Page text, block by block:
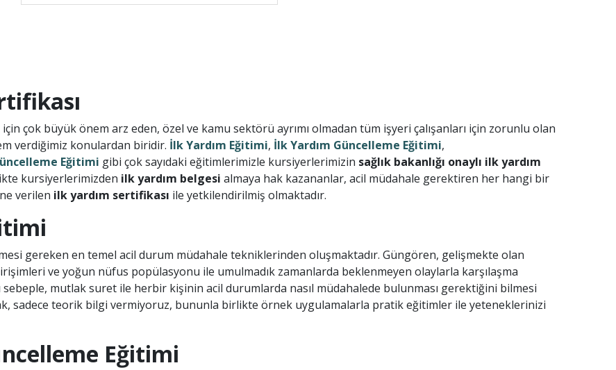
çok büyük önem arz eden, özel ve kamu sektörü ayrımı olmadan tüm işyeri çalışanları için zorunlu olan
verdiğimiz konulardan biridir. İlk Yardım Eğitimi, İlk Yardım Güncelleme Eğitimi,
Eğitimi gibi çok sayıdaki eğitimlerimizle kursiyerlerimizin sağlık bakanlığı onaylı ilk yardım
kursiyerlerimizden ilk yardım belgesi almaya hak kazananlar, acil müdahale gerektiren her hangi bir
verilen ilk yardım sertifikası ile yetkilendirilmiş olmaktadır.
gereken en temel acil durum müdahale tekniklerinden oluşmaktadır. Güngören, gelişmekte olan
ve yoğun nüfus popülasyonu ile umulmadık zamanlarda beklenmeyen olaylarla karşılaşma
mutlak suret ile herbir kişinin acil durumlarda nasıl müdahalede bulunması gerektiğini bilmesi
sadece teorik bilgi vermiyoruz, bununla birlikte örnek uygulamalarla pratik eğitimler ile yeteneklerinizi
Eğitimi